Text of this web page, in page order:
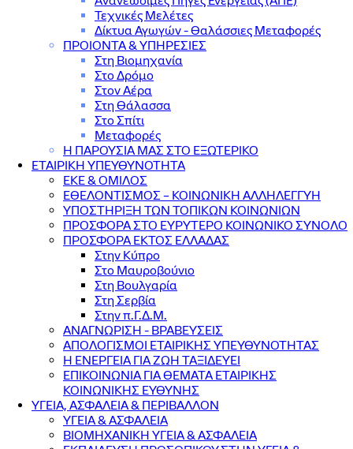
Τεχνικές Μελέτες
Δίκτυα Αγωγών - Θαλάσσιες Μεταφορές
ΠΡΟΙΟΝΤΑ & YΠΗΡΕΣΙΕΣ
Στη Βιομηχανία
Στο Δρόμο
Στον Αέρα
Στη Θάλασσα
Στο Σπίτι
Μεταφορές
Η ΠΑΡΟΥΣΙΑ ΜΑΣ ΣΤΟ ΕΞΩΤΕΡΙΚΟ
ΕΤΑΙΡΙΚΗ ΥΠΕΥΘΥΝΟΤΗΤΑ
ΕΚΕ & ΟΜΙΛΟΣ
ΕΘΕΛΟΝΤΙΣΜΟΣ – ΚΟΙΝΩΝΙΚΗ ΑΛΛΗΛΕΓΓΥΗ
ΥΠΟΣΤΗΡΙΞΗ ΤΩΝ ΤΟΠΙΚΩΝ ΚΟΙΝΩΝΙΩΝ
ΠΡΟΣΦΟΡΑ ΣΤΟ ΕΥΡΥΤΕΡΟ ΚΟΙΝΩΝΙΚΟ ΣΥΝΟΛΟ
ΠΡΟΣΦΟΡΑ ΕΚΤΟΣ ΕΛΛΑΔΑΣ
Στην Κύπρο
Στο Μαυροβούνιο
Στη Βουλγαρία
Στη Σερβία
Στην π.Γ.Δ.Μ.
ΑΝΑΓΝΩΡΙΣΗ - ΒΡΑΒΕΥΣΕΙΣ
ΑΠΟΛΟΓΙΣΜΟΙ ΕΤΑΙΡΙΚΗΣ ΥΠΕΥΘΥΝΟΤΗΤΑΣ
Η ΕΝΕΡΓΕΙΑ ΓΙΑ ΖΩΗ ΤΑΞΙΔΕΥΕΙ
ΕΠΙΚΟΙΝΩΝΙΑ ΓΙΑ ΘΕΜΑΤΑ ΕΤΑΙΡΙΚΗΣ
ΚΟΙΝΩΝΙΚΗΣ ΕΥΘΥΝΗΣ
ΥΓΕΙΑ, ΑΣΦΑΛΕΙΑ & ΠΕΡΙΒΑΛΛΟΝ
ΥΓΕΙΑ & ΑΣΦΑΛΕΙΑ
ΒΙΟΜΗΧΑΝΙΚΗ ΥΓΕΙΑ & ΑΣΦΑΛΕΙΑ